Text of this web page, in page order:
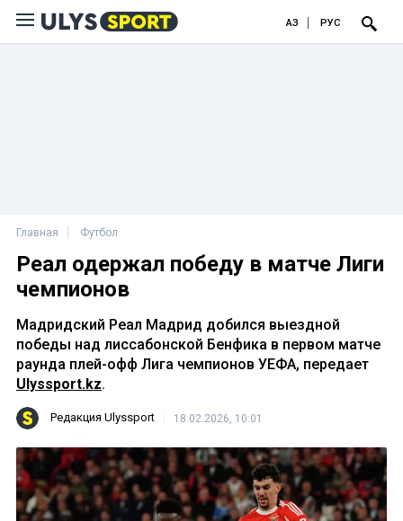
ҚАЗ РУС
Главная Футбол
Реал одержал победу в матче Лиги
чемпионов
Мадридский Реал Мадрид добился выездной
победы над лиссабонской Бенфика в первом матче
раунда плей-офф Лига чемпионов УЕФА, передает
Ulyssport.kz.
Редакция Ulyssport 18.02.2026, 10:01